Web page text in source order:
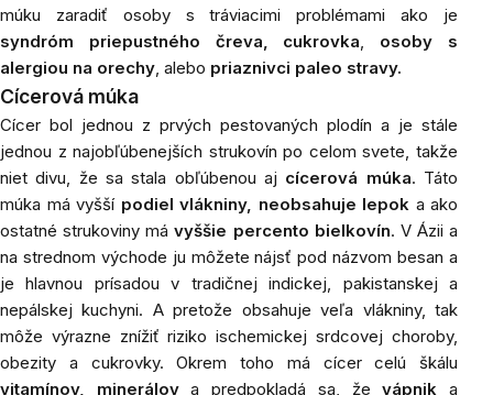
múku zaradiť osoby s tráviacimi problémami ako je
syndróm priepustného čreva, cukrovka, osoby s
alergiou na orechy, alebo priaznivci paleo stravy.
Cícerová múka
Cícer bol jednou z prvých pestovaných plodín a je stále
jednou z najobľúbenejších strukovín po celom svete, takže
niet divu, že sa stala obľúbenou aj cícerová múka. Táto
múka má vyšší podiel vlákniny, neobsahuje lepok a ako
ostatné strukoviny mávyššie percento bielkovín. V Ázii a
na strednom východe ju môžete nájsť pod názvombesan a
je hlavnou prísadou v tradičnej indickej, pakistanskej a
nepálskej kuchyni. A pretože obsahuje veľa vlákniny, tak
môže výrazne znížiť riziko ischemickej srdcovej choroby,
obezity a cukrovky. Okrem toho má cícer celú škálu
vitamínov,
minerálova predpokladá sa, ževápnik a